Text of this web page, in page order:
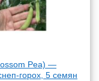
Pea) —
горох, 5 семян